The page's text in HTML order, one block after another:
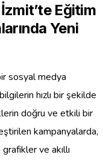
Eğitim
Yeni
sosyal medya
hızlı bir şekilde
doğru ve etkili bir
kampanyalarda,
ve akıllı